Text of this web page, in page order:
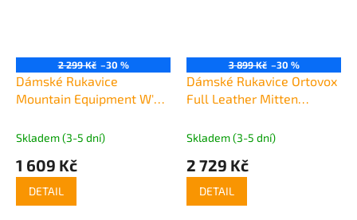
2 299 Kč –30 %
Dámské Rukavice
Mountain Equipment W's
Skladem (3-5 dní)
1 609 Kč
DETAIL
3 899 Kč –30 %
Dámské Rukavice Ortovox
Full Leather Mitten
Skladem (3-5 dní)
2 729 Kč
DETAIL